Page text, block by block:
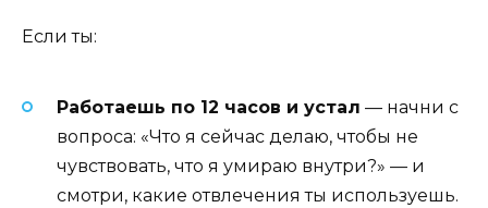
Если ты:
Работаешь по 12 часов и устал — начни с
вопроса: «Что я сейчас делаю, чтобы не
чувствовать, что я умираю внутри?» — и
смотри, какие отвлечения ты используешь.